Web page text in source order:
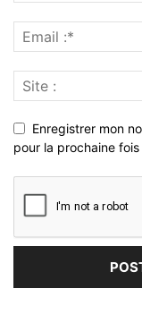
Enregistrer mon
pour la prochaine